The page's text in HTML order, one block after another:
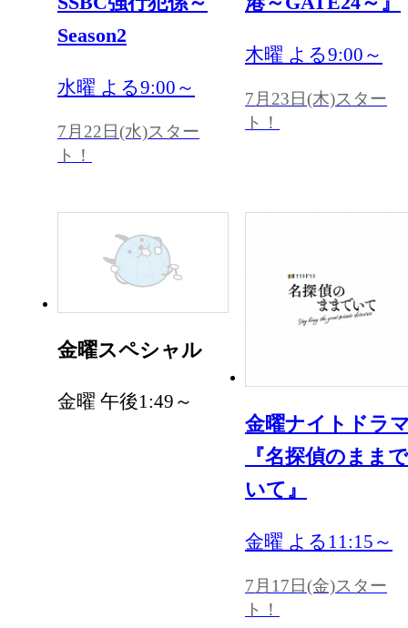
Season2
水曜 よる9:00～
7月22日(水)スター
ト！
木曜 よる9:00～
7月23日(木)スター
ト！
金曜スペシャル
金曜 午後1:49～
金曜ナイトドラ
『名探偵のままで
いて』
金曜 よる11:15～
7月17日(金)スター
ト！